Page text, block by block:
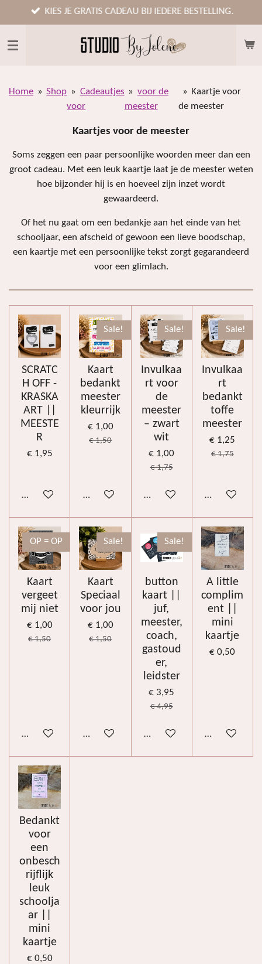
direct
naar
KIES JE GRATIS CADEAU BIJ IEDERE BESTELLING.
Home » Shop » Cadeautjes
voor
» voor de
meester
» Kaartje voor
de meester
Kaartjes voor de meester
Soms zeggen een paar persoonlijke woorden meer dan een
groot cadeau. Met een leuk kaartje laat je de meester weten
hoe bijzonder hij is en hoeveel zijn inzet wordt
gewaardeerd.
Of het nu gaat om een bedankje aan het einde van het
schooljaar, een afscheid of gewoon een lieve boodschap,
een kaartje met een persoonlijke tekst zorgt gegarandeerd
voor een glimlach.
SCRATC
H OFF -
KRASKA
ART ||
MEESTE
R
€ 1,95
In winkelwagen
Sale!
Kaart
bedankt
meester
kleurrijk
€ 1,00
€ 1,50
In winkelwagen
Sale!
Invulkaa
rt voor
de
meester
– zwart
wit
€ 1,00
€ 1,75
In winkelwagen
Sale!
Invulkaa
rt
bedankt
toffe
meester
€ 1,25
€ 1,75
In
OP = OP
Kaart
vergeet
mij niet
€ 1,00
€ 1,50
In winkelwagen
Sale!
Kaart
Speciaal
voor jou
€ 1,00
€ 1,50
In winkelwagen
Sale!
button
kaart ||
juf,
meester,
coach,
gastoud
er,
leidster
€ 3,95
€ 4,95
Bekijk details
A little
complim
ent ||
mini
kaartje
€ 0,50
In
Bedankt
voor
een
onbesch
rijflijk
leuk
schoolja
ar ||
mini
kaartje
€ 0,50